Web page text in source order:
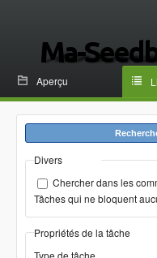
Aperçu
Divers
Chercher dans les
Tâches qui ne bloquent
Propriétés de la tâche
Type de tâche